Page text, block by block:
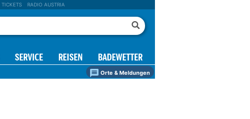
TICKETS RADIO AUSTRIA
SERVICE REISEN BADEWETTER
Orte & Meldungen